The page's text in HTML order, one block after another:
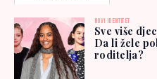
NOVI IDENTITET
Sve više
Da li žele
roditelja?